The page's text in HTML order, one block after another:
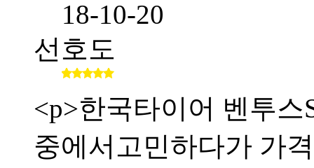
18-10-20
선호도
<p>한국타이어 벤투
중에서고민하다가 가